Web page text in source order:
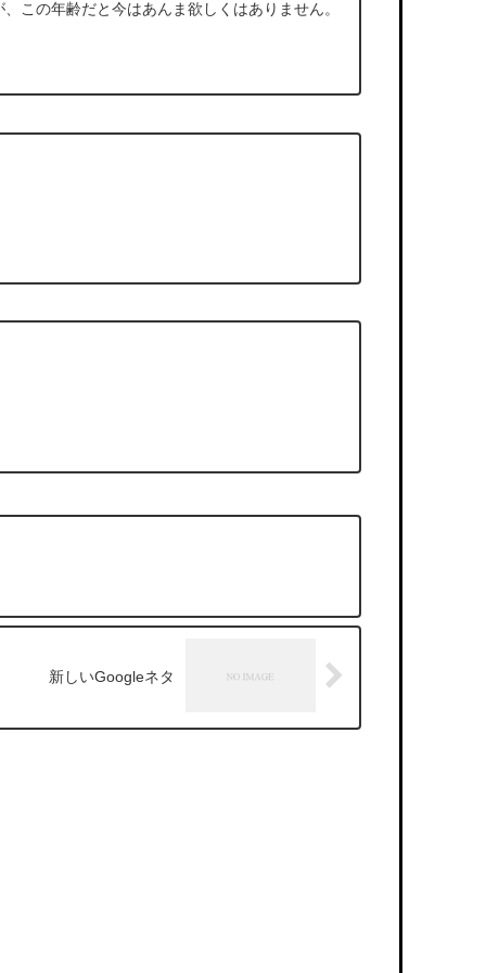
この年齢だと今はあんま欲しくはありません。
新しいGoogleネタ